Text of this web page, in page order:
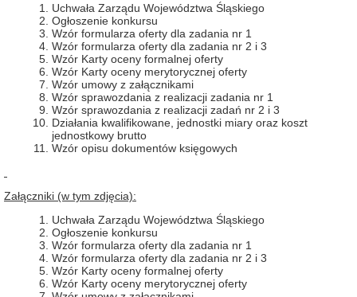
Uchwała Zarządu Województwa Śląskiego
Ogłoszenie konkursu
Wzór formularza oferty dla zadania nr 1
Wzór formularza oferty dla zadania nr 2 i 3
Wzór Karty oceny formalnej oferty
Wzór Karty oceny merytorycznej oferty
Wzór umowy z załącznikami
Wzór sprawozdania z realizacji zadania nr 1
Wzór sprawozdania z realizacji zadań nr 2 i 3
Działania kwalifikowane, jednostki miary oraz koszt
jednostkowy brutto
Wzór opisu dokumentów księgowych
Załączniki (w tym zdjęcia):
Uchwała Zarządu Województwa Śląskiego
Ogłoszenie konkursu
Wzór formularza oferty dla zadania nr 1
Wzór formularza oferty dla zadania nr 2 i 3
Wzór Karty oceny formalnej oferty
Wzór Karty oceny merytorycznej oferty